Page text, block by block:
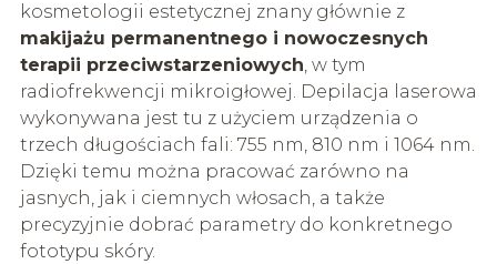
kosmetologii estetycznej znany głównie z
makijażu permanentnego i nowoczesnych
terapii przeciwstarzeniowych, w tym
radiofrekwencji mikroigłowej. Depilacja laserowa
wykonywana jest tu z użyciem urządzenia o
trzech długościach fali: 755 nm, 810 nm i 1064 nm.
Dzięki temu można pracować zarówno na
jasnych, jak i ciemnych włosach, a także
precyzyjnie dobrać parametry do konkretnego
fototypu skóry.